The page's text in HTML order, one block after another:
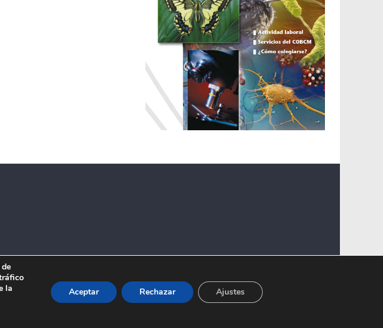
la
Aceptar Rechazar Ajustes